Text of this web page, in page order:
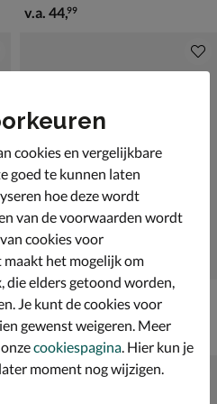
vanaf € 44,99
v.a. 44,99
Skechers D'Lites Pretty
€ 69,99
69,99
cookies en vergelijkbare
goed te kunnen laten
hoe deze wordt
van de voorwaarden wordt
cookies voor
het mogelijk om
die elders getoond worden,
Je kunt de cookies voor
gewenst weigeren. Meer
cookiespagina. Hier kun je
moment nog wijzigen.